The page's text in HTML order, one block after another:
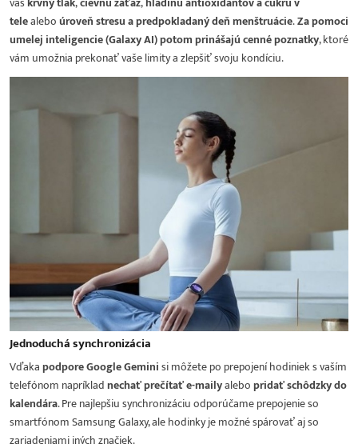
telealeboúroveň stresu a predpokladaný deň menštruácie.Za pomoci
umelej inteligencie (Galaxy AI) potom prinášajú cenné poznatky, ktoré
vám umožnia prekonať vaše limity a zlepšiť svoju kondíciu.
Jednoduchá synchronizácia
Vďakapodpore Google Geminisi môžete po prepojení hodiniek s vaším
telefónom napríkladnechať prečítať e-mailyalebopridať schôdzky do
kalendára. Pre najlepšiu synchronizáciu odporúčame prepojenie so
smartfónom Samsung Galaxy, ale hodinky je možné spárovať aj so